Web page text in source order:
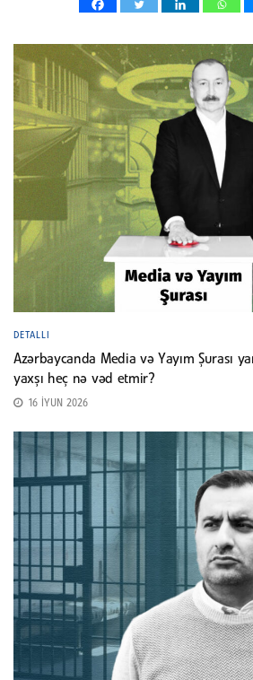
DETALLI
Azərbaycanda Media və Yayım Şurası
yaxşı heç nə vəd etmir?
16 İYUN 2026